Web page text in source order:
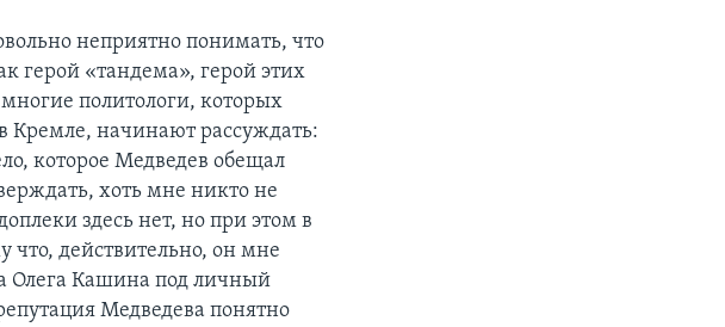
неприятно понимать, что
герой «тандема», герой этих
политологи, которых
Кремле, начинают рассуждать:
которое Медведев обещал
хоть мне никто не
здесь нет, но при этом в
что, действительно, он мне
Олега Кашина под личный
Медведева понятно